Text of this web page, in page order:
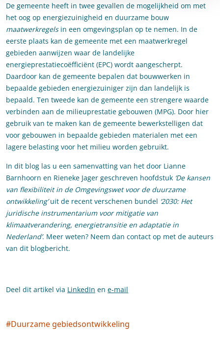
De gemeente heeft in twee gevallen de mogelijkheid om met
het oog op energiezuinigheid en duurzame bouw
maatwerkregelsin een omgevingsplan op te nemen. In de
eerste plaats kan de gemeente met een maatwerkregel
gebieden aanwijzen waar de landelijke
energieprestatiecoëfficiënt (EPC) wordt aangescherpt.
Daardoor kan de gemeente bepalen dat bouwwerken in
bepaalde gebieden energiezuiniger zijn dan landelijk is
bepaald. Ten tweede kan de gemeente een strengere waarde
verbinden aan de milieuprestatie gebouwen (MPG). Door hier
gebruik van te maken kan de gemeente bewerkstelligen dat
voor gebouwen in bepaalde gebieden materialen met een
lagere belasting voor het milieu worden gebruikt.
In dit blog las u een samenvatting van het door Lianne
Barnhoorn en Rieneke Jager geschreven hoofdstuk ‘De kansen
van flexibiliteit in de Omgevingswet voor de duurzame
ontwikkeling’uit de recent verschenen bundel ‘2030: Het
juridische instrumentarium voor mitigatie van
klimaatverandering, energietransitie en adaptatie in
Nederland’. Meer weten? Neem dan contact op met de auteurs
van dit blogbericht.
Deel dit artikel via LinkedIn en e-mail
Social tags
#Duurzame gebiedsontwikkeling